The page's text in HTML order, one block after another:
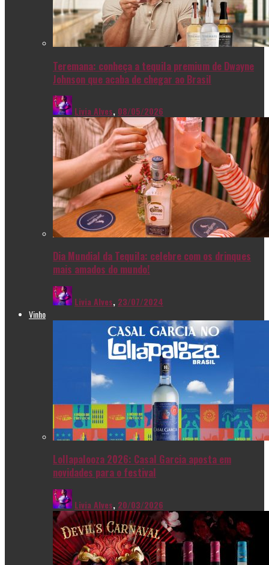
Teremana: conheça a tequila premium de Dwayne
Johnson que acaba de chegar ao Brasil
Livia Alves, 08/05/2026
Dia Mundial da Tequila: celebre com os drinques
mais amados do mundo!
Livia Alves, 23/07/2024
Vinho
Lollapalooza 2026: Casal Garcia aposta em
novidades para o festival
Livia Alves, 20/03/2026